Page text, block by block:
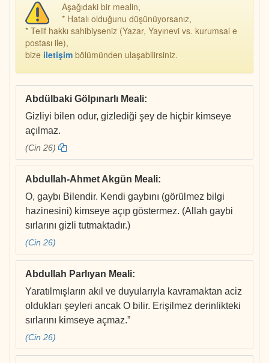
Aşağıdaki bir mealin,
* Hatalı olduğunu düşünüyorsanız,
* Telif hakkı sahibiyseniz (Yazar, Yayınevi vs. kurumsal e
postası ile),
bize iletişim bölümünden ulaşabilirsiniz.
Abdülbaki Gölpınarlı Meali:
Gizliyi bilen odur, gizlediği şey de hiçbir kimseye
açılmaz.
(Cin 26)
Abdullah-Ahmet Akgün Meali:
O, gaybı Bilendir. Kendi gaybını (görülmez bilgi
hazinesini) kimseye açıp göstermez. (Allah gaybi
sırlarını gizli tutmaktadır.)
(Cin 26)
Abdullah Parlıyan Meali:
Yaratılmışların akıl ve duyularıyla kavramaktan aciz
oldukları şeyleri ancak O bilir. Erişilmez derinlikteki
sırlarını kimseye açmaz.”
(Cin 26)